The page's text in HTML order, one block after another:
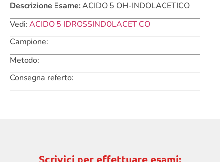
Descrizione Esame: ACIDO 5 OH-INDOLACETICO
Vedi: ACIDO 5 IDROSSINDOLACETICO
Campione:
Metodo:
Consegna referto:
Scrivici per effettuare esami: